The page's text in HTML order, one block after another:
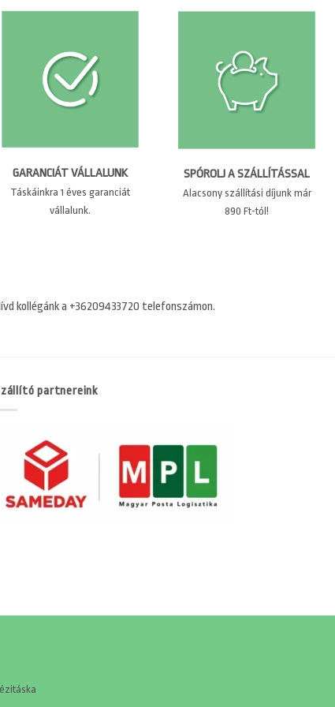
GARANCIÁT VÁLLALUNK
Táskáinkra 1 éves garanciát
vállalunk.
SPÓROLJ A SZÁLLÍTÁSSAL
Alacsony szállítási díjunk már
890 Ft-tól!
kollégánk a +36209433720 telefonszámon.
partnereink